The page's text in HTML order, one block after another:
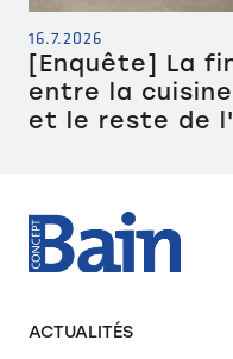
16.7.2026
[Enquête] La
entre la
et le reste de
ACTUALITÉS